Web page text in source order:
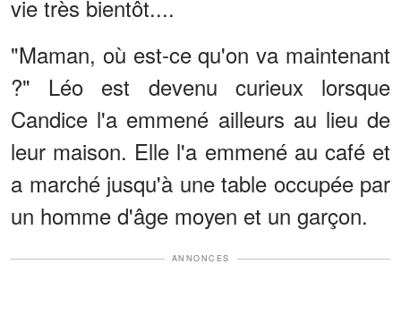
vie très bientôt....
"Maman, où est-ce qu'on va maintenant
?" Léo est devenu curieux lorsque
Candice l'a emmené ailleurs au lieu de
leur maison. Elle l'a emmené au café et
a marché jusqu'à une table occupée par
un homme d'âge moyen et un garçon.
ANNONCES